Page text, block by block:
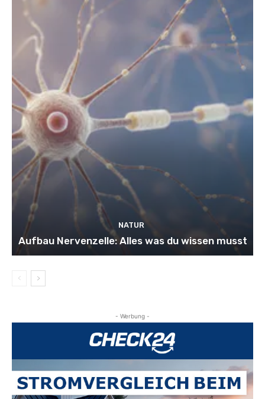
NATUR
Aufbau Nervenzelle: Alles was du wissen musst
- Werbung -